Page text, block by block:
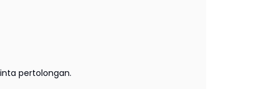
pertolongan.